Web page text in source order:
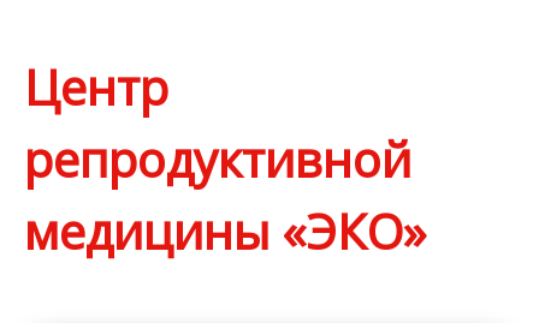
Центр
репродуктивной
медицины «ЭКО»